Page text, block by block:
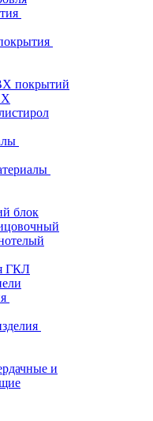
покрытий
блок
ГКЛ
и